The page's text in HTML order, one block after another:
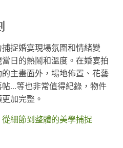
捉婚宴現場氛圍和情緒變
日的熱鬧和溫度。在婚宴拍
主畫面外，場地佈置、花藝
...等也非常值得紀錄，物件
加完整。
細節到整體的美學捕捉